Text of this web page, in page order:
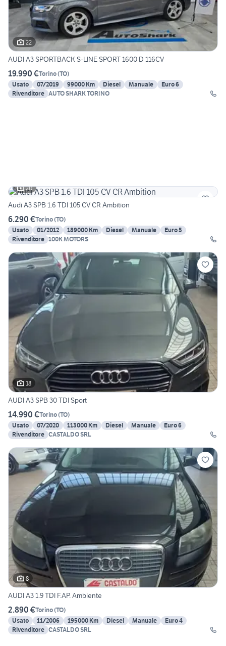
22
AUDI A3 SPORTBACK S-LINE SPORT 1600 D 116CV
19.990 €Torino(TO)
Usato
07/2019 99000 Km Diesel Manuale
Euro 6
Rivenditore AUTO SHARK TORINO
20
Audi A3 SPB 1.6 TDI 105 CV CR Ambition
6.290 €Torino(TO)
Usato
01/2012 189000 Km Diesel Manuale
Euro 5
Rivenditore 100K MOTORS
18
AUDI A3 SPB 30 TDI Sport
14.990 €Torino(TO)
Usato
07/2020 113000 Km Diesel Manuale
Euro 6
Rivenditore CASTALDO SRL
8
AUDI A3 1.9 TDI F.AP. Ambiente
2.890 €Torino(TO)
Usato
11/2006 195000 Km Diesel Manuale
Euro 4
Rivenditore CASTALDO SRL